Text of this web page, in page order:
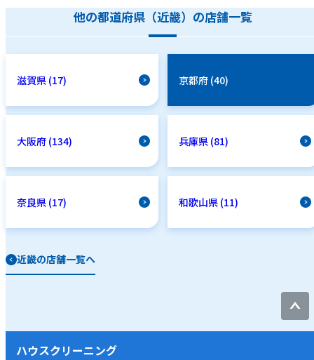
他の都道府県（近畿）の店舗一覧
滋賀県 (17) 京都府 (40)
大阪府 (134) 兵庫県 (81)
奈良県 (17) 和歌山県 (11)
近畿の店舗一覧へ
ハウスクリーニング